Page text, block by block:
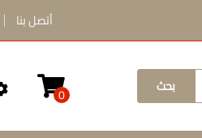
أتصل بنا
بحث 0